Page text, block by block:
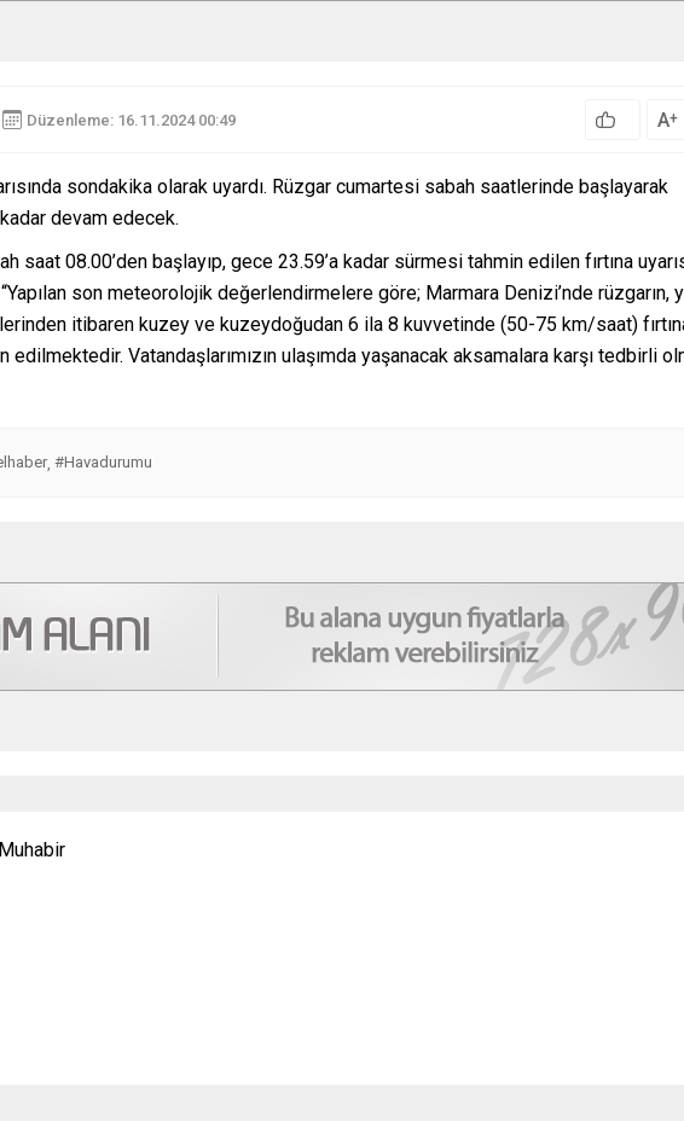
Düzenleme: 16.11.2024 00:49 A+
sondakika olarak uyardı. Rüzgar cumartesi sabah saatlerinde başlayarak
devam edecek.
saat 08.00’den başlayıp, gece 23.59’a kadar sürmesi tahmin edilen fırtına
son meteorolojik değerlendirmelere göre; Marmara Denizi’nde rüzgarın,
itibaren kuzey ve kuzeydoğudan 6 ila 8 kuvvetinde (50-75 km/saat)
Vatandaşlarımızın ulaşımda yaşanacak aksamalara karşı tedbirli
, #Havadurumu
Muhabir